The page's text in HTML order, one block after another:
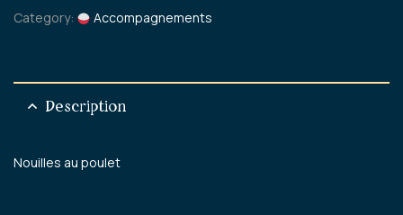
Category: Accompagnements
Description
Nouilles au poulet